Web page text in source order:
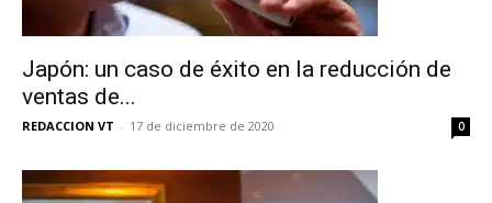
Japón: un caso de éxito en la reducción de
ventas de...
REDACCION VT - 17 de diciembre de 2020 0